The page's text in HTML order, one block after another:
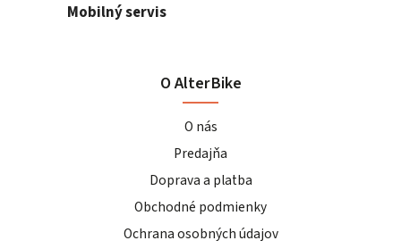
Mobilný servis
O AlterBike
O nás
Predajňa
Doprava a platba
Obchodné podmienky
Ochrana osobných údajov